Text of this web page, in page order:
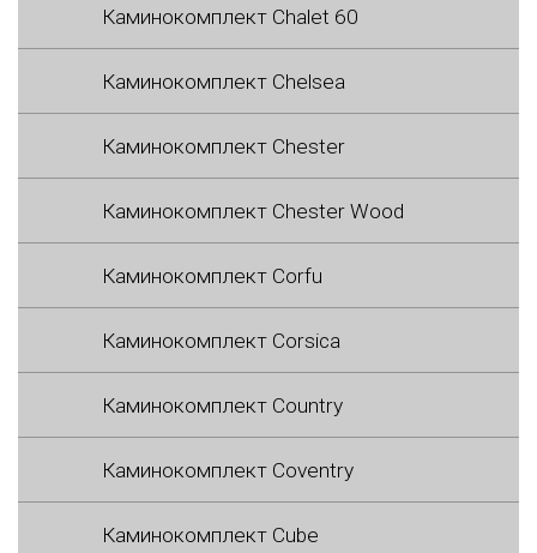
Каминокомплект Chalet 60
Каминокомплект Chelsea
Каминокомплект Chester
Каминокомплект Chester Wood
Каминокомплект Corfu
Каминокомплект Corsica
Каминокомплект Country
Каминокомплект Coventry
Каминокомплект Cube